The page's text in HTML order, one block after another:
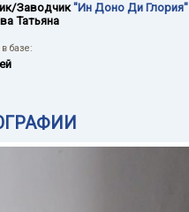
Заводчик"Ин Доно Ди Глория"
Татьяна
базе: